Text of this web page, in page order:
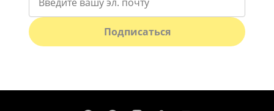
Подписаться